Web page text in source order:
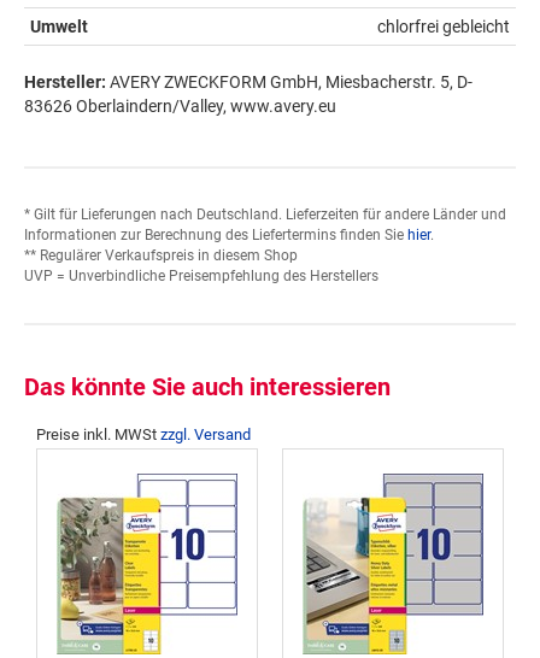
Umwelt chlorfrei gebleicht
Hersteller: AVERY ZWECKFORM GmbH, Miesbacherstr. 5, D-
83626 Oberlaindern/Valley, www.avery.eu
* Gilt für Lieferungen nach Deutschland. Lieferzeiten für andere Länder und
Informationen zur Berechnung des Liefertermins finden Sie hier.
** Regulärer Verkaufspreis in diesem Shop
UVP = Unverbindliche Preisempfehlung des Herstellers
Das könnte Sie auch interessieren
Preise inkl. MWSt zzgl. Versand